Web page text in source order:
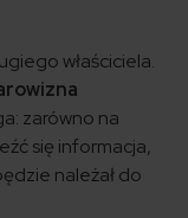
właściciela.
zarówno na
się informacja,
należał do